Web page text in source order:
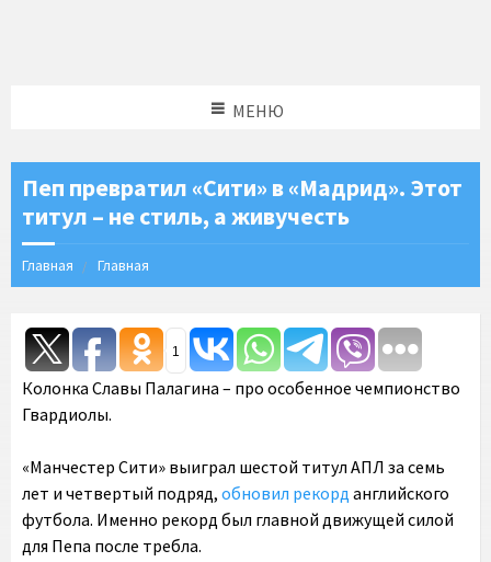
МЕНЮ
Пеп превратил «Сити» в «Мадрид». Этот
титул – не стиль, а живучесть
Главная Главная
1
Колонка Славы Палагина – про особенное чемпионство
Гвардиолы.
«Манчестер Сити» выиграл шестой титул АПЛ за семь
лет и четвертый подряд, обновил рекорд английского
футбола. Именно рекорд был главной движущей силой
для Пепа после требла.